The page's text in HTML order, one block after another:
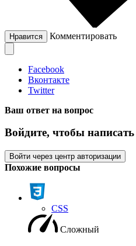
Нравится Комментировать
Facebook
Вконтакте
Twitter
Ваш ответ на вопрос
Войдите, чтобы написать
Войти через центр авторизации
Похожие вопросы
CSS
Сложный